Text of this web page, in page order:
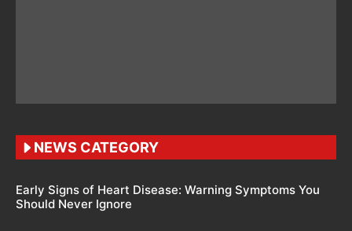
NEWS CATEGORY
Early Signs of Heart Disease: Warning Symptoms You
Should Never Ignore